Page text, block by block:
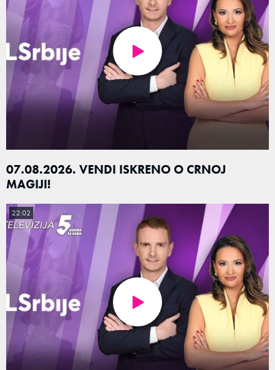
07.08.2026. VENDI ISKRENO O CRNOJ
MAGIJI!
22:02